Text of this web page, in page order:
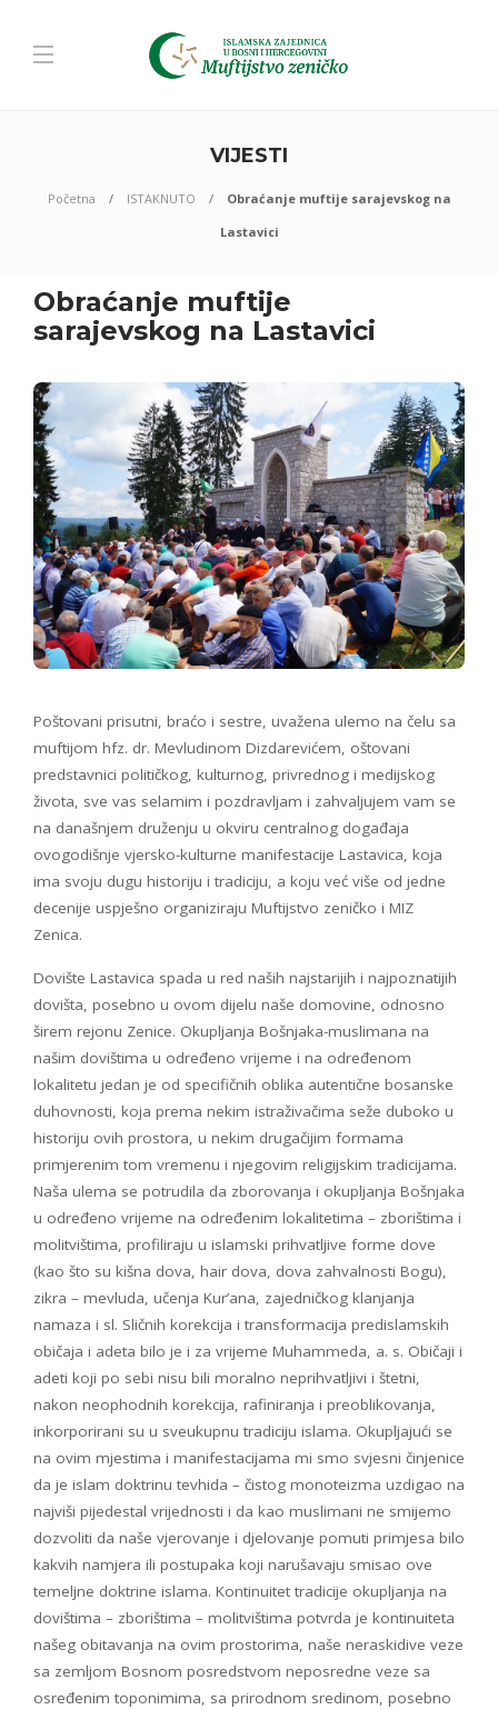
VIJESTI
Početna ISTAKNUTO
Obraćanje muftije sarajevskog na
Lastavici
Obraćanje muftije
sarajevskog na Lastavici
Poštovani prisutni, braćo i sestre, uvažena ulemo na čelu sa
muftijom hfz. dr. Mevludinom Dizdarevićem, oštovani
predstavnici političkog, kulturnog, privrednog i medijskog
života, sve vas selamim i pozdravljam i zahvaljujem vam se
na današnjem druženju u okviru centralnog događaja
ovogodišnje vjersko-kulturne manifestacije Lastavica, koja
ima svoju dugu historiju i tradiciju, a koju već više od jedne
decenije uspješno organiziraju Muftijstvo zeničko i MIZ
Zenica.
Dovište Lastavica spada u red naših najstarijih i najpoznatijih
dovišta, posebno u ovom dijelu naše domovine, odnosno
širem rejonu Zenice. Okupljanja Bošnjaka-muslimana na
našim dovištima u određeno vrijeme i na određenom
lokalitetu jedan je od specifičnih oblika autentične bosanske
duhovnosti, koja prema nekim istraživačima seže duboko u
historiju ovih prostora, u nekim drugačijim formama
primjerenim tom vremenu i njegovim religijskim tradicijama.
Naša ulema se potrudila da zborovanja i okupljanja Bošnjaka
u određeno vrijeme na određenim lokalitetima – zborištima i
molitvištima, profiliraju u islamski prihvatljive forme dove
(kao što su kišna dova, hair dova, dova zahvalnosti Bogu),
zikra – mevluda, učenja Kur’ana, zajedničkog klanjanja
namaza i sl. Sličnih korekcija i transformacija predislamskih
običaja i adeta bilo je i za vrijeme Muhammeda, a. s. Običaji i
adeti koji po sebi nisu bili moralno neprihvatljivi i štetni,
nakon neophodnih korekcija, rafiniranja i preoblikovanja,
inkorporirani su u sveukupnu tradiciju islama. Okupljajući se
na ovim mjestima i manifestacijama mi smo svjesni činjenice
da je islam doktrinu tevhida – čistog monoteizma uzdigao na
najviši pijedestal vrijednosti i da kao muslimani ne smijemo
dozvoliti da naše vjerovanje i djelovanje pomuti primjesa bilo
kakvih namjera ili postupaka koji narušavaju smisao ove
temeljne doktrine islama. Kontinuitet tradicije okupljanja na
dovištima – zborištima – molitvištima potvrda je kontinuiteta
našeg obitavanja na ovim prostorima, naše neraskidive veze
sa zemljom Bosnom posredstvom neposredne veze sa
osređenim toponimima, sa prirodnom sredinom, posebno